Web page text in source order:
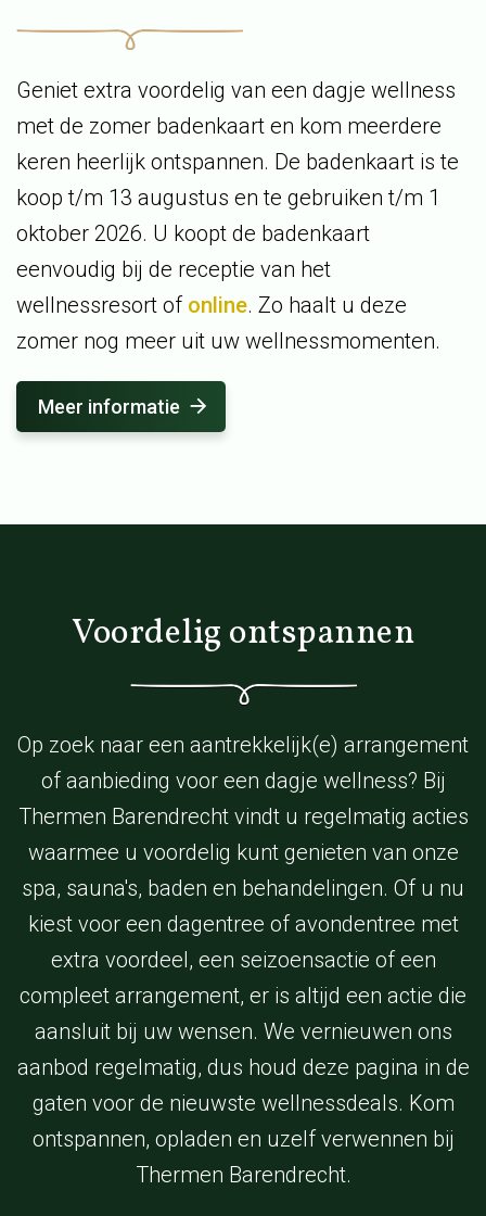
Geniet extra voordelig van een dagje wellness
met de zomer badenkaart en kom meerdere
keren heerlijk ontspannen. De badenkaart is te
koop t/m 13 augustus en te gebruiken t/m 1
oktober 2026. U koopt de badenkaart
eenvoudig bij de receptie van het
wellnessresort of online. Zo haalt u deze
zomer nog meer uit uw wellnessmomenten.
Meer informatie
Voordelig ontspannen
Op zoek naar een aantrekkelijk(e) arrangement
of aanbieding voor een dagje wellness? Bij
Thermen Barendrecht vindt u regelmatig acties
waarmee u voordelig kunt genieten van onze
spa, sauna's, baden en behandelingen. Of u nu
kiest voor een dagentree of avondentree met
extra voordeel, een seizoensactie of een
compleet arrangement, er is altijd een actie die
aansluit bij uw wensen. We vernieuwen ons
aanbod regelmatig, dus houd deze pagina in de
gaten voor de nieuwste wellnessdeals. Kom
ontspannen, opladen en uzelf verwennen bij
Thermen Barendrecht.